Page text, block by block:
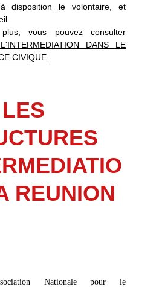
disposition le volontaire, et
vous pouvez consulter
DANS LE
CIVIQUE
LES
REUNION
Nationale pour le